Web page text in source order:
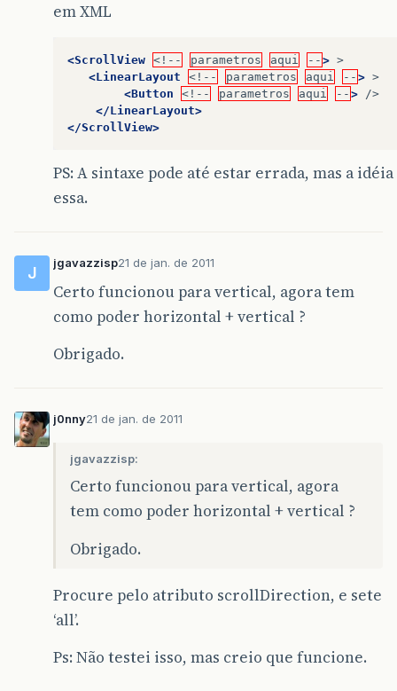
em XML
<ScrollView <!-- parametros aqui -- >
<LinearLayout
<!-- parametros aqui -- >
<Button
<!-- parametros aqui -- >
</LinearLayout>
</ScrollView>
PS: A sintaxe pode até estar errada, mas a idéia
essa.
J
jgavazzisp21 de jan. de 2011
Certo funcionou para vertical, agora tem
como poder horizontal + vertical ?
Obrigado.
j0nny21 de jan. de 2011
jgavazzisp:
Certo funcionou para vertical, agora
tem como poder horizontal + vertical ?
Obrigado.
Procure pelo atributo scrollDirection, e sete
‘all’.
Ps: Não testei isso, mas creio que funcione.